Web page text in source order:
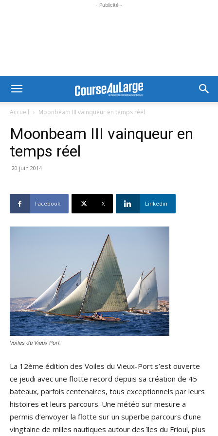
- Publicité -
Accueil Moonbeam III vainqueur en temps réel
Moonbeam III vainqueur en
temps réel
20 juin 2014
Facebook X Linkedin
Voiles du Vieux Port
La 12ème édition des Voiles du Vieux-Port s’est ouverte
ce jeudi avec une flotte record depuis sa création de 45
bateaux, parfois centenaires, tous exceptionnels par leurs
histoires et leurs parcours. Une météo sur mesure a
permis d’envoyer la flotte sur un superbe parcours d’une
vingtaine de milles nautiques autour des îles du Frioul, plus